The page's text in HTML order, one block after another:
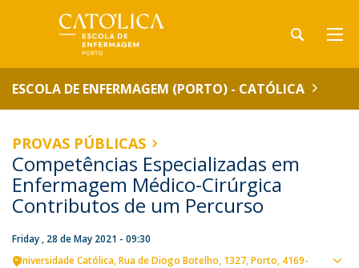
ESCOLA DE ENFERMAGEM (PORTO) - CATÓLICA
PROVAS PÚBLICAS
Competências Especializadas em
Enfermagem Médico-Cirúrgica
Contributos de um Percurso
Friday , 28 de May 2021 - 09:30
Universidade Católica Rua de Diogo Botelho, 1327 Porto 4169-